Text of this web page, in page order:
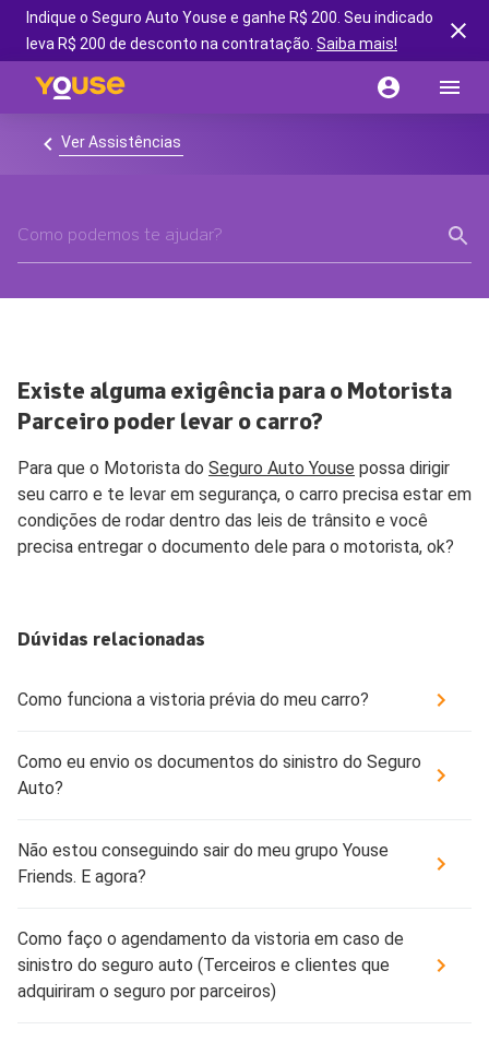
Indique o Seguro Auto Youse e ganhe R$ 200. Seu indicado
leva R$ 200 de desconto na contratação. Saiba mais!
Ver Assistências
Existe alguma exigência para o Motorista
Parceiro poder levar o carro?
Para que o Motorista do Seguro Auto Youse possa dirigir
seu carro e te levar em segurança, o carro precisa estar em
condições de rodar dentro das leis de trânsito e você
precisa entregar o documento dele para o motorista, ok?
Dúvidas relacionadas
Como funciona a vistoria prévia do meu carro?
Como eu envio os documentos do sinistro do Seguro
Auto?
Não estou conseguindo sair do meu grupo Youse
Friends. E agora?
Como faço o agendamento da vistoria em caso de
sinistro do seguro auto (Terceiros e clientes que
adquiriram o seguro por parceiros)